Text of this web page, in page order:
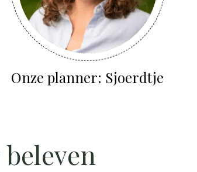
Onze planner: Sjoerdtje
beleven